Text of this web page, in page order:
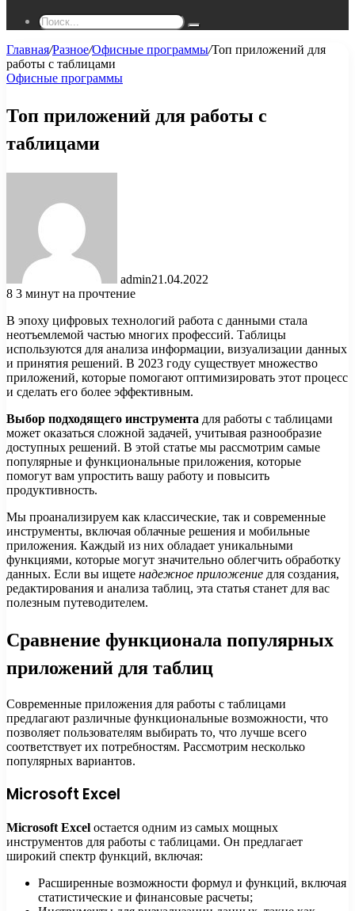
Поиск...
Главная/Разное/Офисные программы/Топ приложений для
работы с таблицами
Офисные программы
Топ приложений для работы с
таблицами
admin21.04.2022
8 3 минут на прочтение
В эпоху цифровых технологий работа с данными стала
неотъемлемой частью многих профессий. Таблицы
используются для анализа информации, визуализации данных
и принятия решений. В 2023 году существует множество
приложений, которые помогают оптимизировать этот процесс
и сделать его более эффективным.
Выбор подходящего инструмента для работы с таблицами
может оказаться сложной задачей, учитывая разнообразие
доступных решений. В этой статье мы рассмотрим самые
популярные и функциональные приложения, которые
помогут вам упростить вашу работу и повысить
продуктивность.
Мы проанализируем как классические, так и современные
инструменты, включая облачные решения и мобильные
приложения. Каждый из них обладает уникальными
функциями, которые могут значительно облегчить обработку
данных. Если вы ищете надежное приложение для создания,
редактирования и анализа таблиц, эта статья станет для вас
полезным путеводителем.
Сравнение функционала популярных
приложений для таблиц
Современные приложения для работы с таблицами
предлагают различные функциональные возможности, что
позволяет пользователям выбирать то, что лучше всего
соответствует их потребностям. Рассмотрим несколько
популярных вариантов.
Microsoft Excel
Microsoft Excel остается одним из самых мощных
инструментов для работы с таблицами. Он предлагает
широкий спектр функций, включая:
Расширенные возможности формул и функций, включая
статистические и финансовые расчеты;